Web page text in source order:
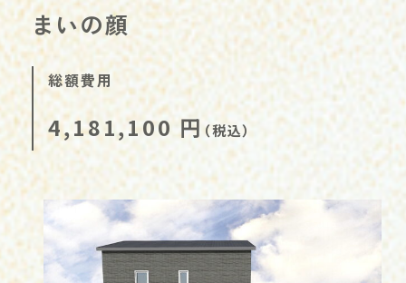
まいの顔
総額費用
4,181,100円 （税込）